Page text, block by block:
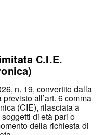
C.I.E.
n. 19, convertito dalla
all’art. 6 comma
(CIE), rilasciata a
di età pari o
della richiesta di